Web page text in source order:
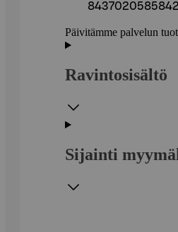
8437020585842
Päivitämme palvelun
Ravintosisältö
Sijainti